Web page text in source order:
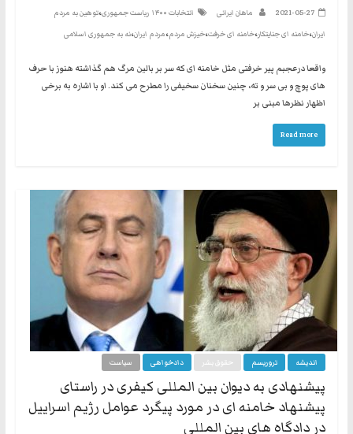
2021-05-27 ماهان ایرانی انتخابات ۱۴۰۰ ریاست جمهوری ،توهین به مردم
ایران،خامنه ای جنایتکار،خامنه ای خرفت،خیزش مردم،مردم ایران،نه به جمهوری اسلامی
واقعا درعجبم پیر خرفتی مثل خامنه ای که سر بر بالین مرگ هم گذاشته هنوز با حرف
های پوچ و بی سر و ته، چنین سخنان سخیفی را مطرح می کند. او با اشاره به برخی
اظهار نظرها مبنی بر
Read more
اندیشه تروریسم حقوق بشر دادخواهی سیاست
پیشنهادی به دیوان بین المللی کیفری در راستای
پیشنهاد خامنه ای در مورد پیگرد عوامل رژیم اسراییل
در دادگاه های بین المللی